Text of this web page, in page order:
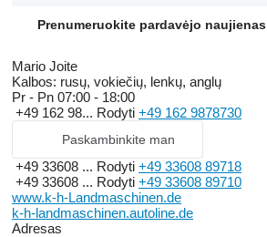
Prenumeruokite pardavėjo naujienas
Mario Joite
Kalbos: rusų, vokiečių, lenkų, anglų
Pr - Pn 07:00 - 18:00
+49 162 98... Rodyti +49 162 9878730
Paskambinkite man
+49 33608 ... Rodyti +49 33608 89718
+49 33608 ... Rodyti +49 33608 89710
www.k-h-Landmaschinen.de
k-h-landmaschinen.autoline.de
Adresas